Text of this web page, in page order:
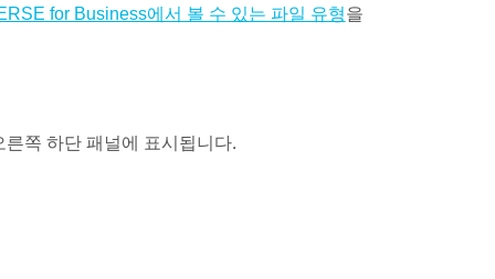
for Business에서 볼 수 있는 파일 유형을
쪽 하단 패널에 표시됩니다.